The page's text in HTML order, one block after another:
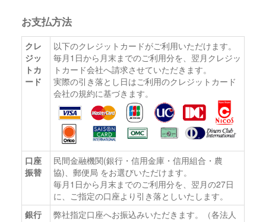
お支払方法
クレ
ジッ
トカ
ード
以下のクレジットカードがご利用いただけます。
毎月1日から月末までのご利用分を、翌月クレジッ
トカード会社へ請求させていただきます。
実際の引き落とし日はご利用のクレジットカード
会社の規約に基づきます。
口座
振替
民間金融機関(銀行・信用金庫・信用組合・農
協)、郵便局 をお選びいただけます。
毎月1日から月末までのご利用分を、翌月の27日
に、ご指定の口座より引き落としいたします。
銀行
弊社指定口座へお振込みいただきます。（各法人